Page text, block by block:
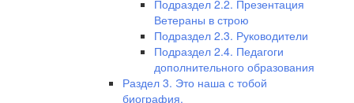
Подраздел 2.2. Презентация
Ветераны в строю
Подраздел 2.3. Руководители
Подраздел 2.4. Педагоги
дополнительного образования
Раздел 3. Это наша с тобой
биография.